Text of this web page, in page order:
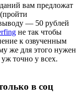
вам предложат
— 50 рублей
не так чтобы
к озвученным
же для этого нужен
точно у всех.
в соц